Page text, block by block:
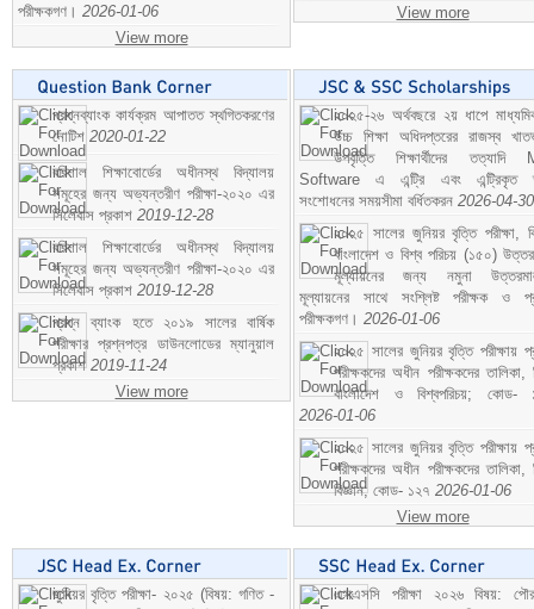
পরীক্ষকগণ। 2026-01-06
View more
View more
প্রশ্নব্যাংক কার্যক্রম আপাতত স্থগিতকরণের
নোটিশ 2020-01-22
বরিশাল শিক্ষাবোর্ডের অধীনস্থ বিদ্যালয়
সমূহের জন্য অভ্যন্তরীণ পরীক্ষা-২০২০ এর
সিলেবাস প্রকাশ 2019-12-28
বরিশাল শিক্ষাবোর্ডের অধীনস্থ বিদ্যালয়
সমূহের জন্য অভ্যন্তরীণ পরীক্ষা-২০২০ এর
সিলেবাস প্রকাশ 2019-12-28
প্রশ্ন ব্যাংক হতে ২০১৯ সালের বার্ষিক
পরীক্ষার প্রশ্নপত্র ডাউনলোডের ম্যানুয়াল
প্রকাশ 2019-11-24
View more
২০২৫-২৬ অর্থবছরে ২য় ধাপে
উচ্চ শিক্ষা অধিদপ্তরের রাজস্ব
উপবৃত্তি শিক্ষার্থীদের তত্যাদি
Software এ এন্ট্রি এবং এন্ট্রিকৃত
সংশোধনের সময়সীমা বর্ধিতকরন 2026-04-30
২০২৫ সালের জুনিয়র বৃত্তি পরীক্ষা,
বাংলাদেশ ও বিশ্ব পরিচয় (১৫০)
মূল্যায়নের জন্য নমুনা
মূল্যায়নের সাথে সংশ্লিষ্ট পরীক্ষক ও
পরীক্ষকগণ। 2026-01-06
২০২৫ সালের জুনিয়র বৃত্তি পরীক্ষায়
পরীক্ষকদের অধীন পরীক্ষকদের তালিকা,
বাংলাদেশ ও বিশ্বপরিচয়; কোড-
2026-01-06
২০২৫ সালের জুনিয়র বৃত্তি পরীক্ষায়
পরীক্ষকদের অধীন পরীক্ষকদের তালিকা,
বিজ্ঞান; কোড- ১২৭ 2026-01-06
View more
জুনিয়র বৃত্তি পরীক্ষা- ২০২৫ (বিষয়: গণিত -
এসএসসি পরীক্ষা ২০২৬ বিষয়: